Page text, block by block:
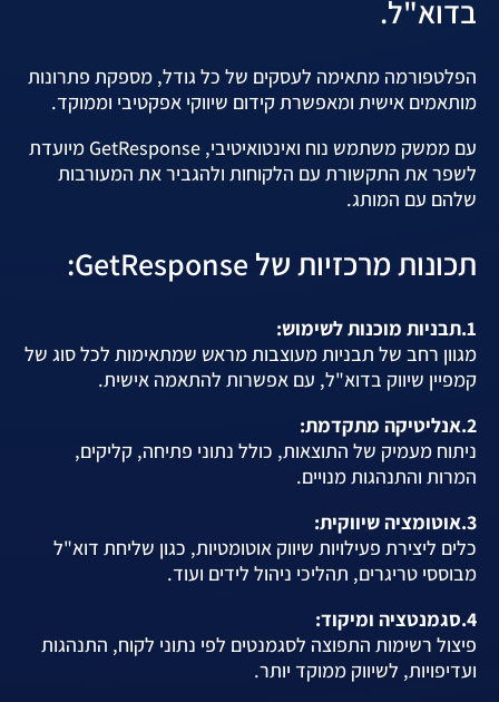
בדוא"ל.
הפלטפורמה מתאימה לעסקים של כל גודל, מספקת פתרונות
מותאמים אישית ומאפשרת קידום שיווקי אפקטיבי וממוקד.
עם ממשק משתמש נוח ואינטואיטיבי, GetResponse מיועדת
לשפר את התקשורת עם הלקוחות ולהגביר את המעורבות
שלהם עם המותג.
תכונות מרכזיות של GetResponse:
1.תבניות מוכנות לשימוש:
מגוון רחב של תבניות מעוצבות מראש שמתאימות לכל סוג של
קמפיין שיווק בדוא"ל, עם אפשרות להתאמה אישית.
2.אנליטיקה מתקדמת:
ניתוח מעמיק של התוצאות, כולל נתוני פתיחה, קליקים,
המרות והתנהגות מנויים.
3.אוטומציה שיווקית:
כלים ליצירת פעילויות שיווק אוטומטיות, כגון שליחת דוא"ל
מבוססי טריגרים, תהליכי ניהול לידים ועוד.
4.סגמנטציה ומיקוד:
פיצול רשימות התפוצה לסגמנטים לפי נתוני לקוח, התנהגות
ועדיפויות, לשיווק ממוקד יותר.